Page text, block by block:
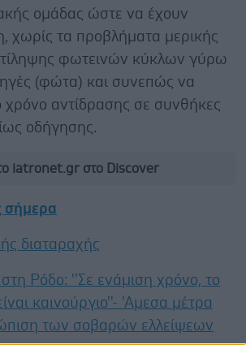
ομάδας ώστε να έχουν
χωρίς τα προβλήματα μερικής
φωτεινών κύκλων γύρω
(φώτα) και συνεπώς να
χρόνο αντίδρασης σε συνθήκες
οδήγησης.
iatronet.gr στο Discover
σήμερα
διαταραχής
Ρόδο: ''Σε ενάμιση χρόνο, το
καινούργιο''- 'Αμεσα μέτρα
των σοβαρών ελλείψεων